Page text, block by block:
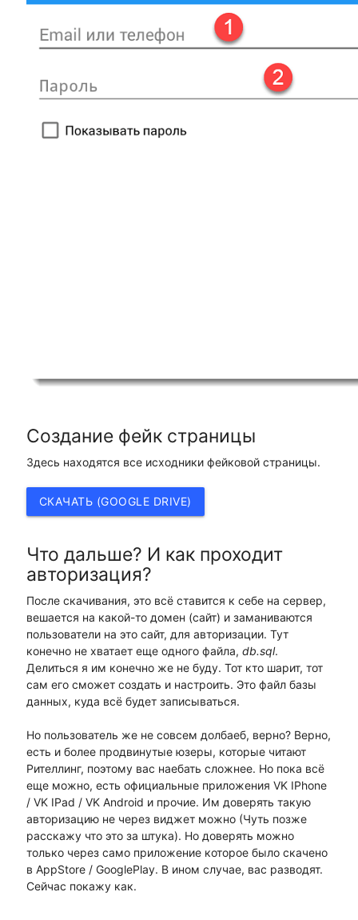
Создание фейк страницы
Здесь находятся все исходники фейковой страницы.
СКАЧАТЬ (GOOGLE DRIVE)
Что дальше? И как проходит
авторизация?
После скачивания, это всё ставится к себе на сервер,
вешается на какой-то домен (сайт) и заманиваются
пользователи на это сайт, для авторизации. Тут
конечно не хватает еще одного файла, db.sql.
Делиться я им конечно же не буду. Тот кто шарит, тот
сам его сможет создать и настроить. Это файл базы
данных, куда всё будет записываться.
Но пользователь же не совсем долбаеб, верно? Верно,
есть и более продвинутые юзеры, которые читают
Рителлинг, поэтому вас наебать сложнее. Но пока всё
еще можно, есть официальные приложения VK IPhone
/ VK IPad / VK Android и прочие. Им доверять такую
авторизацию не через виджет можно (Чуть позже
расскажу что это за штука). Но доверять можно
только через само приложение которое было скачено
в AppStore / GooglePlay. В ином случае, вас разводят.
Сейчас покажу как.